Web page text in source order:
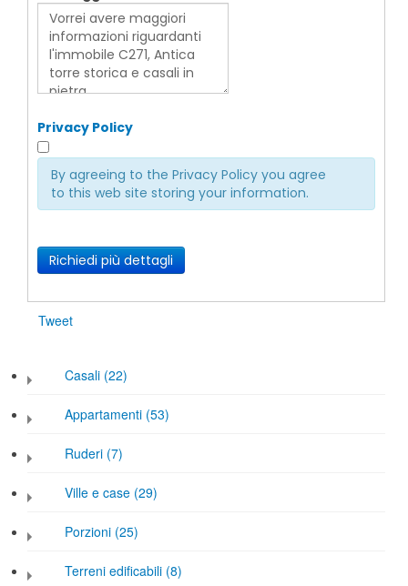
Privacy Policy
By agreeing to the Privacy Policy you agree
to this web site storing your information.
Richiedi più dettagli
Tweet
Casali (22)
Appartamenti (53)
Ruderi (7)
Ville e case (29)
Porzioni (25)
Terreni edificabili (8)